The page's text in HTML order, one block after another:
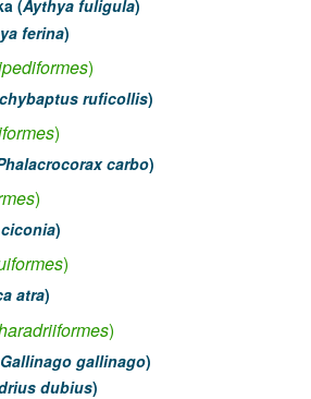
(Aythya fuligula)
ferina)
)
ruficollis)
)
carbo)
)
)
)
atra)
)
Gallinago gallinago)
dubius)